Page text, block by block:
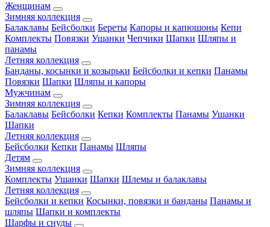
Женщинам
Зимняя коллекция
Балаклавы Бейсболки Береты Капоры и капюшоны Кепи
Комплекты Повязки Ушанки Чепчики Шапки Шляпы и
панамы
Летняя коллекция
Банданы, косынки и козырьки Бейсболки и кепки Панамы
Повязки Шапки Шляпы и капоры
Мужчинам
Зимняя коллекция
Балаклавы Бейсболки Кепки Комплекты Панамы Ушанки
Шапки
Летняя коллекция
Бейсболки Кепки Панамы Шляпы
Детям
Зимняя коллекция
Комплекты Ушанки Шапки Шлемы и балаклавы
Летняя коллекция
Бейсболки и кепки Косынки, повязки и банданы Панамы и
шляпы Шапки и комплекты
Шарфы и снуды